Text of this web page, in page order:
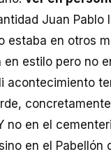
Juan Pablo
estaba en otros
en estilo pero no
acontecimiento
no en el
en el Pabellón